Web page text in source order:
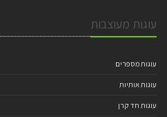
עוגות מעוצבות
עוגות מספרים
עוגות אותיות
עוגות חד קרן